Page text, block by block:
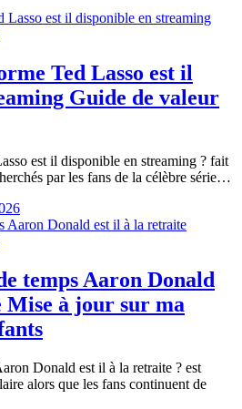
Ted Lasso est il
Guide de valeur
est il disponible en streaming ? fait
par les fans de la célèbre série…
temps Aaron Donald
à jour sur ma
Donald est il à la retraite ? est
alors que les fans continuent de